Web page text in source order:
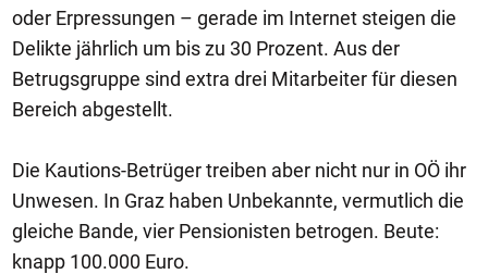
oder Erpressungen – gerade im Internet steigen die
Delikte jährlich um bis zu 30 Prozent. Aus der
Betrugsgruppe sind extra drei Mitarbeiter für diesen
Bereich abgestellt.
Die Kautions-Betrüger treiben aber nicht nur in OÖ ihr
Unwesen. In Graz haben Unbekannte, vermutlich die
gleiche Bande, vier Pensionisten betrogen. Beute:
knapp 100.000 Euro.